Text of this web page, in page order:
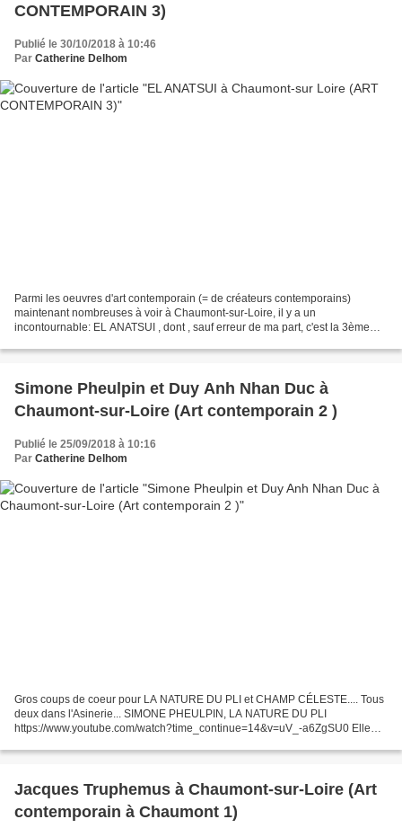
CONTEMPORAIN 3)
Publié le 30/10/2018 à 10:46
Par Catherine Delhom
Parmi les oeuvres d'art contemporain (= de créateurs contemporains)
maintenant nombreuses à voir à Chaumont-sur-Loire, il y a un
incontournable: EL ANATSUI , dont , sauf erreur de ma part, c'est la 3ème
Simone Pheulpin et Duy Anh Nhan Duc à
Chaumont-sur-Loire (Art contemporain 2 )
Publié le 25/09/2018 à 10:16
Par Catherine Delhom
Gros coups de coeur pour LA NATURE DU PLI et CHAMP CÉLESTE.... Tous
deux dans l'Asinerie... SIMONE PHEULPIN, LA NATURE DU PLI
https://www.youtube.com/watch?time_continue=14&v=uV_-a6ZgSU0 Elle
Jacques Truphemus à Chaumont-sur-Loire (Art
contemporain à Chaumont 1)